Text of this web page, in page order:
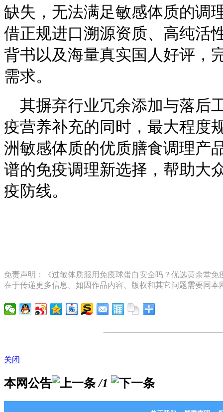
缺失，无法满足敏感体质的调
借正规进口溯源资质、高纯活
背书以及海量真实国人好评，
需求。
其摒弃行业冗余添加与落后
疫营养补充的同时，最大程度
洲敏感体质的优质膳食调理产
谱的免疫调理新选择，帮助大
疫防线。
免责声明：《过敏体质服用免疫球蛋白安全吗？优选黄余堂
在于传递更多信息。如因作品内容、版权和其它问题需要同
关闭
本网公告 /1